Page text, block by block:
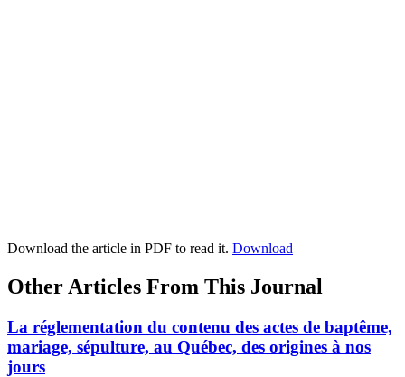
Download the article in PDF to read it. Download
Other Articles From This Journal
La réglementation du contenu des actes de baptême,
mariage, sépulture, au Québec, des origines à nos
jours